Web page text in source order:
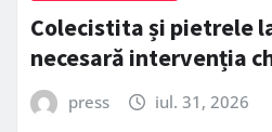
Colecistita și pietrele
necesară intervenția
press iul. 31, 2026